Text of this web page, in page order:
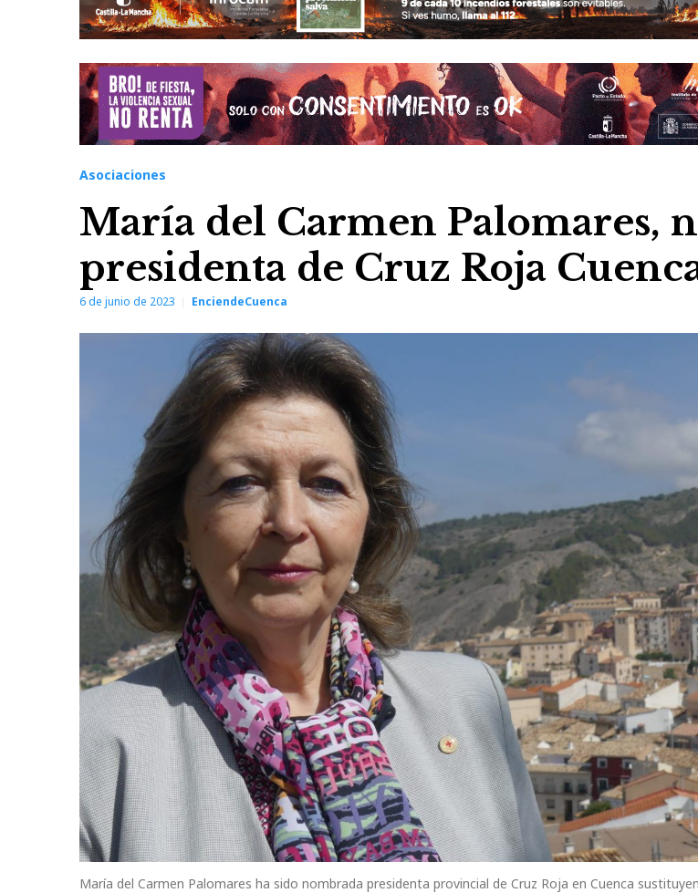
Asociaciones
María del Carmen Palomares,
presidenta de Cruz Roja
6 de junio de 2023 EnciendeCuenca
María del Carmen Palomares ha sido nombrada presidenta provincial de Cruz Roja en Cuenca